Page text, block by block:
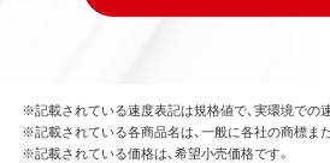
※記載されている速度表記は規格値で、実環境での
※記載されている各商品名は、一般に各社の商標ま
※記載されている価格は、希望小売価格です。